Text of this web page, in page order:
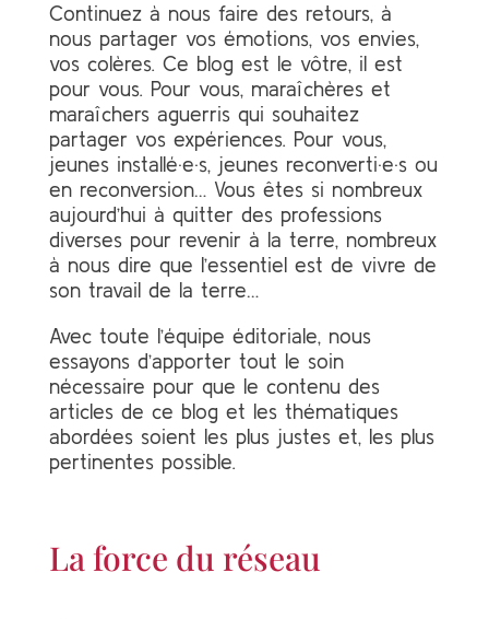
Continuez à nous faire des retours, à
nous partager vos émotions, vos envies,
vos colères. Ce blog est le vôtre, il est
pour vous. Pour vous, maraîchères et
maraîchers aguerris qui souhaitez
partager vos expériences. Pour vous,
jeunes installé·e·s, jeunes reconverti·e·s ou
en reconversion… Vous êtes si nombreux
aujourd’hui à quitter des professions
diverses pour revenir à la terre, nombreux
à nous dire que l’essentiel est de vivre de
son travail de la terre…
Avec toute l’équipe éditoriale, nous
essayons d’apporter tout le soin
nécessaire pour que le contenu des
articles de ce blog et les thématiques
abordées soient les plus justes et, les plus
pertinentes possible.
La force du réseau